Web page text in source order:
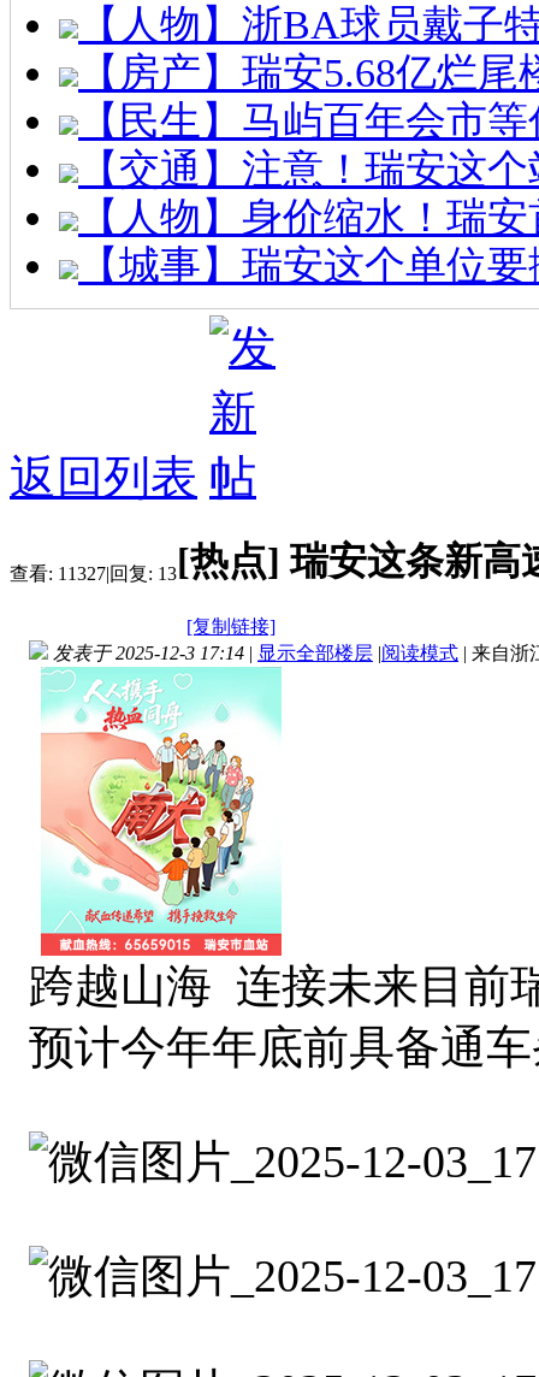
【人物】浙BA球员戴子
【房产】瑞安5.68亿烂
【民生】马屿百年会市
【交通】注意！瑞安这
【人物】身价缩水！瑞
【城事】瑞安这个单位
返回列表
查看: 11327|回复: 13[热点]瑞安这条新高
[复制链接]
发表于 2025-12-3 17:14 | 显示全部楼层 |阅读模式 | 来自浙
跨越山海 连接未来目前
预计今年年底前具备通